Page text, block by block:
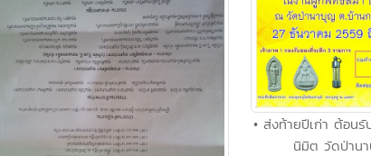
• ส่งท้ายปีเก่า ต้อน
นิมิต วัดป่าน